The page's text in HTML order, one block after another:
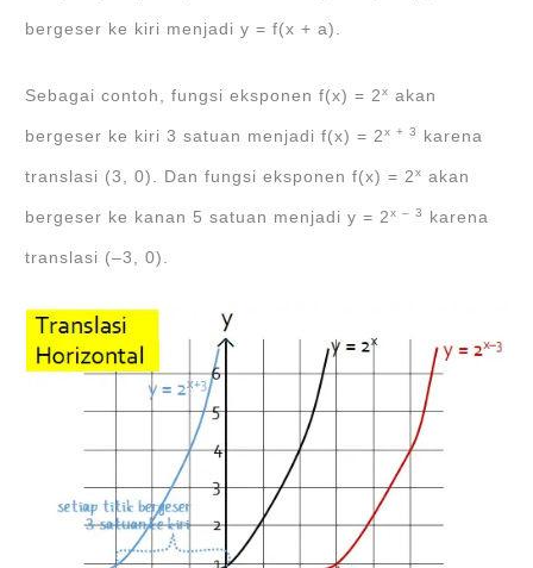
bergeser ke kiri menjadi y = f(x + a).
Sebagai contoh, fungsi eksponen f(x) = 2x akan
bergeser ke kiri 3 satuan menjadi f(x) = 2x + 3 karena
translasi (3, 0). Dan fungsi eksponen f(x) = 2x akan
bergeser ke kanan 5 satuan menjadi y = 2x – 3 karena
translasi (–3, 0).